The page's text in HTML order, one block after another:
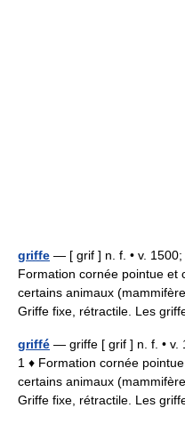
griffe — [ grif ] n. f. • v.
Formation cornée pointue et
certains animaux
Griffe fixe, rétractile. Les
griffé — griffe [ grif ] n. f. • v.
1 ♦ Formation cornée
certains animaux
Griffe fixe, rétractile. Les